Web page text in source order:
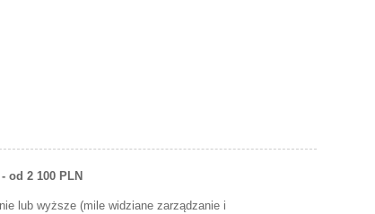
- od 2 100 PLN
lub wyższe (mile widziane zarządzanie i